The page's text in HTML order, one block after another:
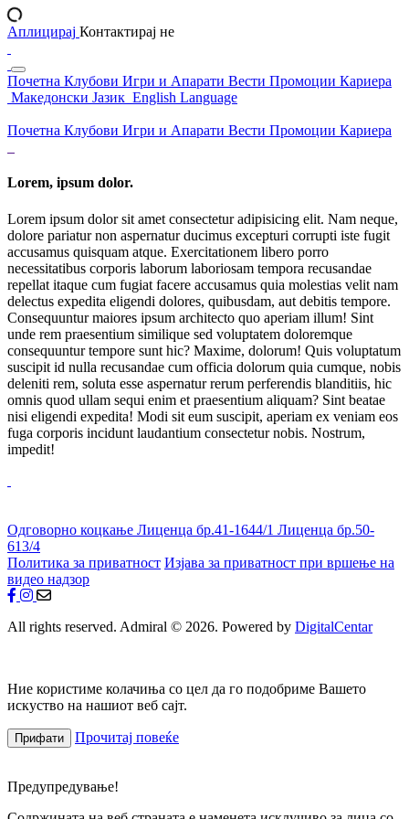
Аплицирај Контактирај не
Почетна Клубови Игри и Апарати Вести Промоции Кариера
Македонски Јазик English Language
Почетна Клубови Игри и Апарати Вести Промоции Кариера
Lorem, ipsum dolor.
Lorem ipsum dolor sit amet consectetur adipisicing elit. Nam neque,
dolore pariatur non aspernatur ducimus excepturi corrupti iste fugit
accusamus quisquam atque. Exercitationem libero porro
necessitatibus corporis laborum laboriosam tempora recusandae
repellat itaque cum fugiat facere accusamus quia molestias velit nam
delectus expedita eligendi dolores, quibusdam, aut debitis tempore.
Consequuntur maiores ipsum architecto quo aperiam illum! Sint
unde rem praesentium similique sed voluptatem doloremque
consequuntur tempore sunt hic? Maxime, dolorum! Quis voluptatum
suscipit id nulla recusandae cum officia dolorum quia cumque, nobis
deleniti rem, soluta esse aspernatur rerum perferendis blanditiis, hic
omnis quod ullam sequi enim et praesentium aliquam? Sint beatae
nisi eligendi expedita! Modi sit eum suscipit, aperiam ex veniam eos
fuga corporis incidunt laudantium consectetur nobis. Nostrum,
impedit!
Одговорно коцкање Лиценца бр.41-1644/1 Лиценца бр.50-
613/4
Политика за приватност Изјава за приватност при вршење на
видео надзор
All rights reserved. Admiral © 2026. Powered by DigitalCentar
Ние користиме колачиња со цел да го подобриме Вашето
искуство на нашиот веб сајт.
Прифати Прочитај повеќе
Предупредување!